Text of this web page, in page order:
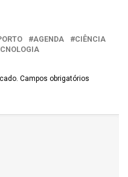
AGENDA
CIÊNCIA
Campos obrigatórios